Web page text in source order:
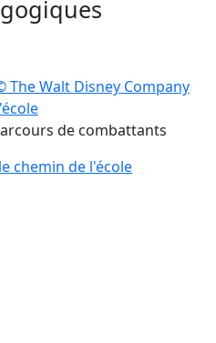
de combattants
chemin de l'école